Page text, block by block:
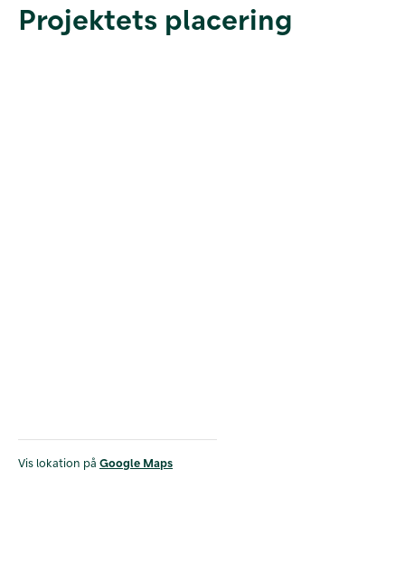
Projektets placering
Vis lokation på Google Maps